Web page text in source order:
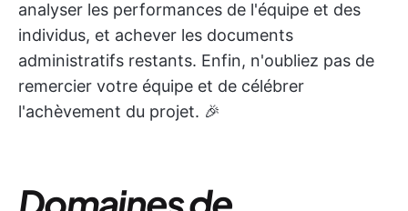
analyser les performances de l'équipe et des
individus, et achever les documents
administratifs restants. Enfin, n'oubliez pas de
remercier votre équipe et de célébrer
l'achèvement du projet. 🎉